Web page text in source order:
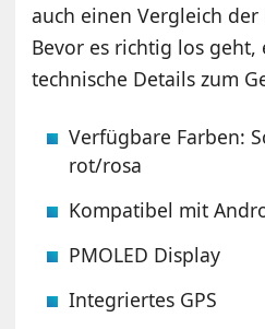
auch einen Vergleich
Bevor es richtig los
technische Details zum
Verfügbare Farben:
rot/rosa
Kompatibel mit
PMOLED Display
Integriertes GPS